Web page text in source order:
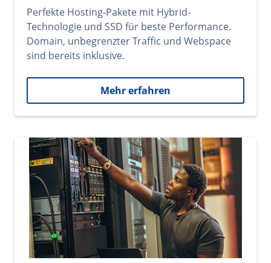
Perfekte Hosting-Pakete mit Hybrid-
Technologie und SSD für beste Performance.
Domain, unbegrenzter Traffic und Webspace
sind bereits inklusive.
Mehr erfahren